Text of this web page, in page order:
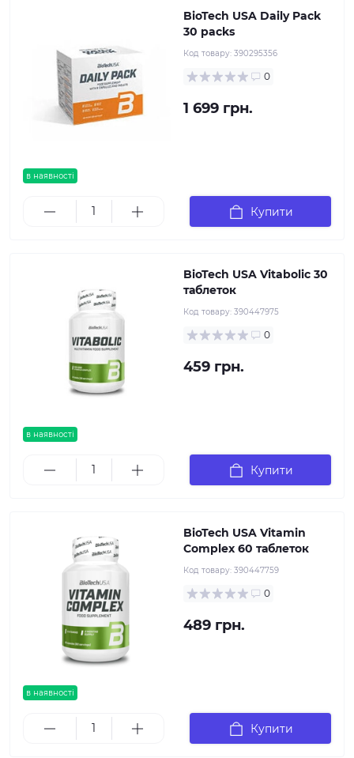
в наявності
BioTech USA Daily Pack
30 packs
Код товару: 390295356
0
1 699 грн.
Купити
в наявності
BioTech USA Vitabolic 30
таблеток
Код товару: 390447975
0
459 грн.
Купити
в наявності
BioTech USA Vitamin
Complex 60 таблеток
Код товару: 390447759
0
489 грн.
Купити